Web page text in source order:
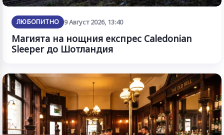
ЛЮБОПИТНО 9 Август 2026, 13:40
Магията на нощния експрес Caledonian
Sleeper до Шотландия